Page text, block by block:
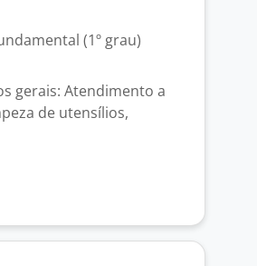
(1º grau)
gerais: Atendimento a
de utensílios,